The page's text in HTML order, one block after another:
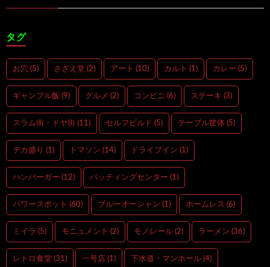
タグ
お穴 (5) さざえ堂 (2) アート (10) カルト (1) カレー (5)
ギャンブル飯 (9) グルメ (2) コンビニ (6) ステーキ (3)
スラム街・ドヤ街 (11) セルフビルド (5) テーブル筐体 (5)
デカ盛り (1) トマソン (14) ドライブイン (1)
ハンバーガー (12) バッティングセンター (1)
パワースポット (60) ブルーオーシャン (1) ホームレス (6)
ミイラ (5) モニュメント (2) モノレール (2) ラーメン (36)
レトロ食堂 (31) 一号店 (1) 下水道・マンホール (4)